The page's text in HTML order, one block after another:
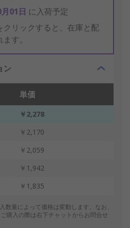
01日 に入荷予定
クリックすると、在庫と配
す。
ン
単価
￥2,278
￥2,170
￥2,059
￥1,942
￥1,835
数量によって価格は変動します。なお、
購入の際は右下チャットからお問合せ